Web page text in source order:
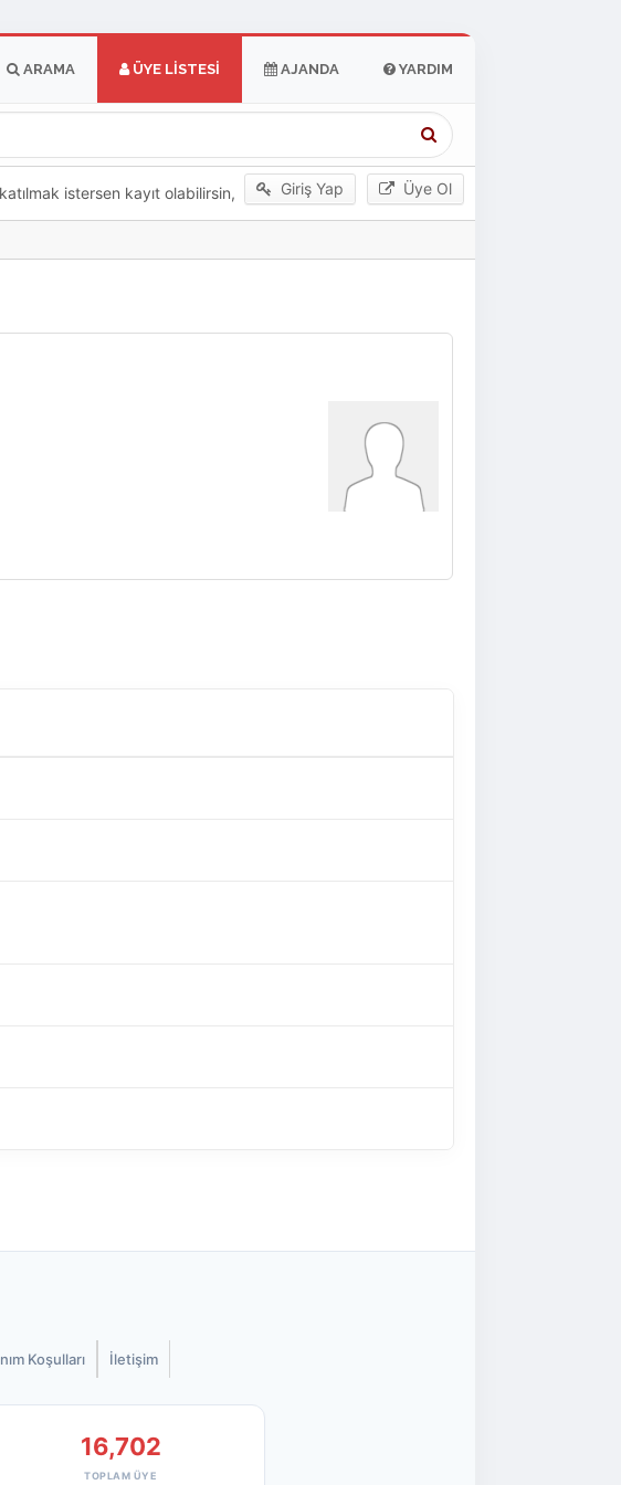
ARAMA ÜYE LISTESI AJANDA YARDIM
Giriş Yap Üye Ol
istersen kayıt olabilirsin,
Koşulları İletişim
16,702
TOPLAM ÜYE